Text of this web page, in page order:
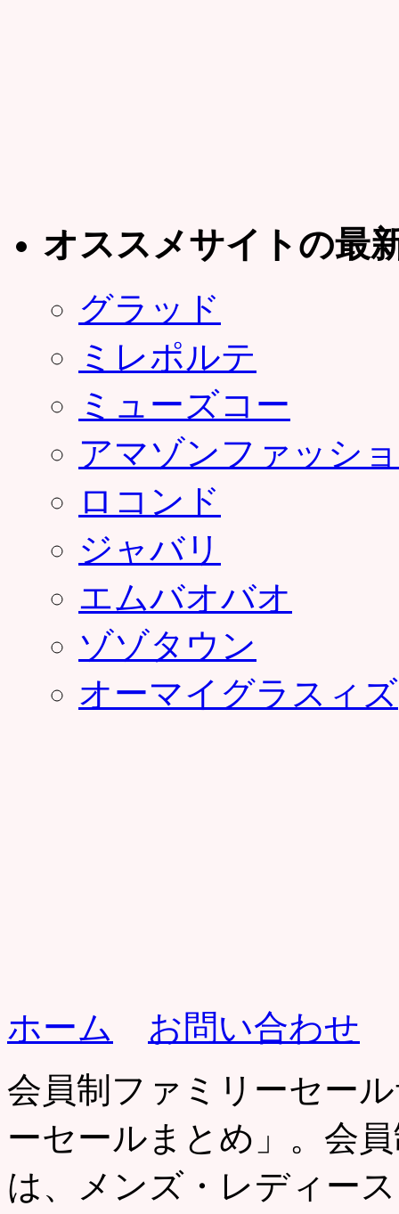
オススメサイトの最
グラッド
ミレポルテ
ミューズコー
アマゾンファッシ
ロコンド
ジャバリ
エムバオバオ
ゾゾタウン
オーマイグラスィズ
ホーム
お問い合わせ
会員制ファミリーセー
ーセールまとめ」。会
は、メンズ・レディー